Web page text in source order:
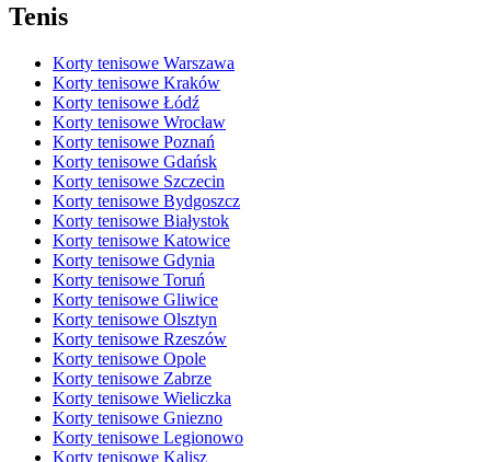
Tenis
Korty tenisowe Warszawa
Korty tenisowe Kraków
Korty tenisowe Łódź
Korty tenisowe Wrocław
Korty tenisowe Poznań
Korty tenisowe Gdańsk
Korty tenisowe Szczecin
Korty tenisowe Bydgoszcz
Korty tenisowe Białystok
Korty tenisowe Katowice
Korty tenisowe Gdynia
Korty tenisowe Toruń
Korty tenisowe Gliwice
Korty tenisowe Olsztyn
Korty tenisowe Rzeszów
Korty tenisowe Opole
Korty tenisowe Zabrze
Korty tenisowe Wieliczka
Korty tenisowe Gniezno
Korty tenisowe Legionowo
Korty tenisowe Kalisz